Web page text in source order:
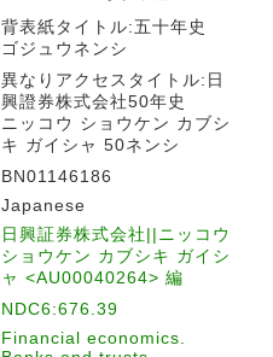
背表紙タイトル:五十年史
ゴジュウネンシ
異なりアクセスタイトル:日
興證券株式会社50年史
ニッコウ ショウケン カブシ
キ ガイシャ 50ネンシ
BN01146186
Japanese
日興証券株式会社||ニッコウ
ショウケン カブシキ ガイシ
ャ <AU00040264> 編
NDC6:676.39
Financial economics.